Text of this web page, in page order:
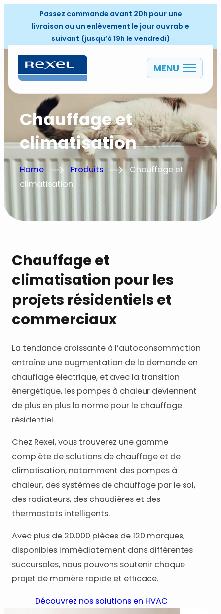
Passez commande avant 20h pour une
livraison ou un enlèvement le jour ouvrable
suivant (jusqu’à 19h le vendredi)
FR
MENU
Chauffage et
climatisation
Home Produits
Chauffage et
climatisation
Chauffage et
climatisation pour les
projets résidentiels et
commerciaux
La tendance croissante à l’autoconsommation
entraîne une augmentation de la demande en
chauffage électrique, et avec la transition
énergétique, les pompes à chaleur deviennent
de plus en plus la norme pour le chauffage
résidentiel.
Chez Rexel, vous trouverez une gamme
complète de solutions de chauffage et de
climatisation, notamment des pompes à
chaleur, des systèmes de chauffage par le sol,
des radiateurs, des chaudières et des
thermostats intelligents.
Avec plus de 20.000 pièces de 120 marques,
disponibles immédiatement dans différentes
succursales, nous pouvons soutenir chaque
projet de manière rapide et efficace.
Découvrez nos solutions en HVAC